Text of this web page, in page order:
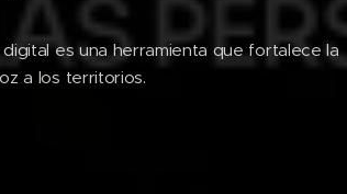
es una herramienta que fortalece la
a los territorios.